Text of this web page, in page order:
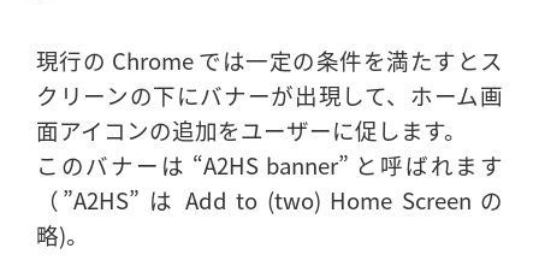
現行の Chrome では一定の条件を満たすとス
クリーンの下にバナーが出現して、ホーム画
面アイコンの追加をユーザーに促します。
このバナーは “A2HS banner” と呼ばれます
（”A2HS” は Add to (two) Home Screen の
略)。